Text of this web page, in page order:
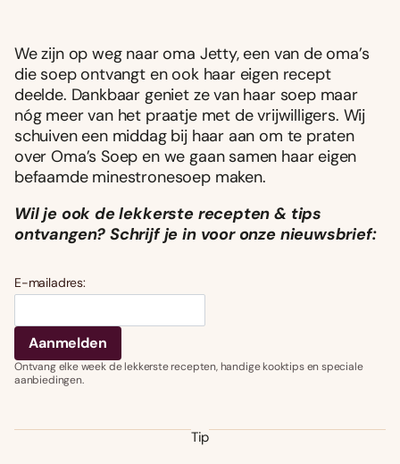
We zijn op weg naar oma Jetty, een van de oma’s
die soep ontvangt en ook haar eigen recept
deelde. Dankbaar geniet ze van haar soep maar
nóg meer van het praatje met de vrijwilligers. Wij
schuiven een middag bij haar aan om te praten
over Oma’s Soep en we gaan samen haar eigen
befaamde minestronesoep maken.
Wil je ook de lekkerste recepten & tips
ontvangen? Schrijf je in voor onze nieuwsbrief:
E-mailadres:
Ontvang elke week de lekkerste recepten, handige kooktips en speciale
aanbiedingen.
Tip